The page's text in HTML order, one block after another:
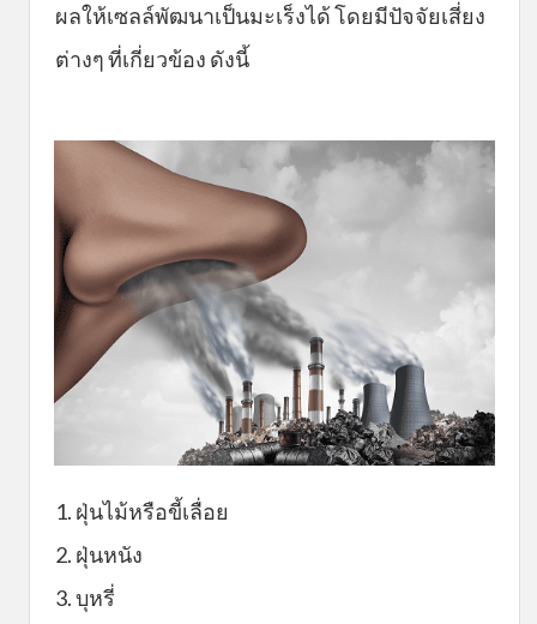
ผลให้เซลล์พัฒนาเป็นมะเร็งได้ โดยมีปัจจัยเสี่ยง
ต่างๆ ที่เกี่ยวข้อง ดังนี้
1. ฝุ่นไม้หรือขี้เลื่อย
2. ฝุ่นหนัง
3. บุหรี่